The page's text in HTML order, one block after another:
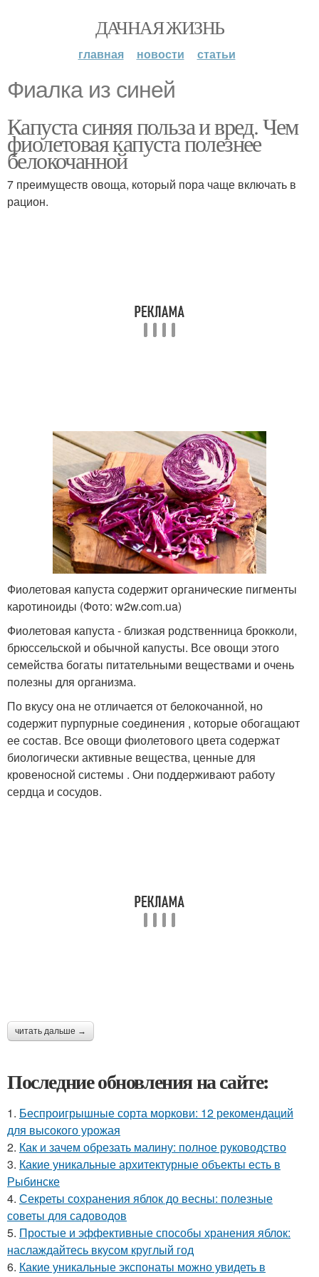
ДАЧНАЯ ЖИЗНЬ
главная новости статьи
Фиалка из синей
Капуста синяя польза и вред. Чем
фиолетовая капуста полезнее
белокочанной
7 преимуществ овоща, который пора чаще включать в
рацион.
Фиолетовая капуста содержит органические пигменты
каротиноиды (Фото: w2w.com.ua)
Фиолетовая капуста - близкая родственница брокколи,
брюссельской и обычной капусты. Все овощи этого
семейства богаты питательными веществами и очень
полезны для организма.
По вкусу она не отличается от белокочанной, но
содержит пурпурные соединения , которые обогащают
ее состав. Все овощи фиолетового цвета содержат
биологически активные вещества, ценные для
кровеносной системы . Они поддерживают работу
сердца и сосудов.
читать дальше →
Последние обновления на сайте:
1. Беспроигрышные сорта моркови: 12 рекомендаций
для высокого урожая
2. Как и зачем обрезать малину: полное руководство
3. Какие уникальные архитектурные объекты есть в
Рыбинске
4. Секреты сохранения яблок до весны: полезные
советы для садоводов
5. Простые и эффективные способы хранения яблок:
наслаждайтесь вкусом круглый год
6. Какие уникальные экспонаты можно увидеть в